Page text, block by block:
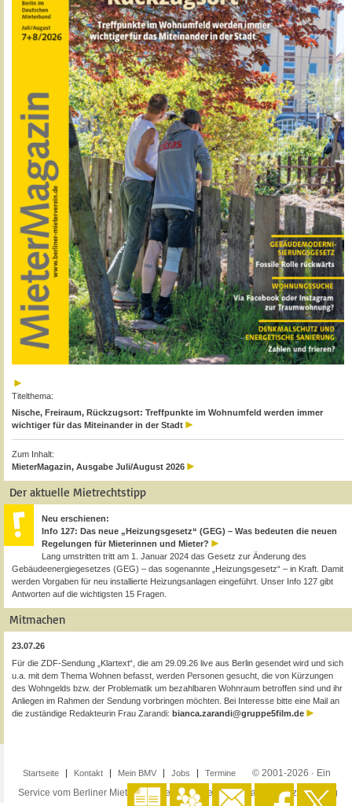
Titelthema:
Nische, Freiraum, Rückzugsort: Treffpunkte im Wohnumfeld werden immer
wichtiger für das Miteinander in der Stadt
Zum Inhalt:
MieterMagazin, Ausgabe Juli/August 2026
Der aktuelle Mietrechtstipp
Neu erschienen:
Info 127: Das neue „Heizungsgesetz“ (GEG) – Was bedeuten die neuen
Regelungen für Mieterinnen und Mieter?
Lang umstritten tritt am 1. Januar 2024 das Gesetz zur Änderung des
Gebäudeenergiegesetzes (GEG) – das sogenannte „Heizungsgesetz“ – in Kraft. Damit
werden Vorgaben für neu installierte Heizungsanlagen eingeführt. Unser Info 127 gibt
Antworten auf die wichtigsten 15 Fragen.
Mitmachen
23.07.26
Für die ZDF-Sendung „Klartext“, die am 29.09.26 live aus Berlin gesendet wird und sich
u.a. mit dem Thema Wohnen befasst, werden Personen gesucht, die von Kürzungen
des Wohngelds bzw. der Problematik um bezahlbaren Wohnraum betroffen sind und ihr
Anliegen im Rahmen der Sendung vorbringen möchten. Bei Interesse bitte eine Mail an
die zuständige Redakteurin Frau Zarandi: bianca.zarandi@gruppe5film.de
Startseite Kontakt Mein BMV Jobs Termine
© 2001-2026 · Ein
Service vom Berliner Mieterverein e.V. ·Impressum·Datenschutzerklärung